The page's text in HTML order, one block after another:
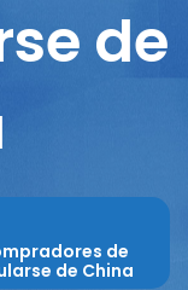
de
de
de China